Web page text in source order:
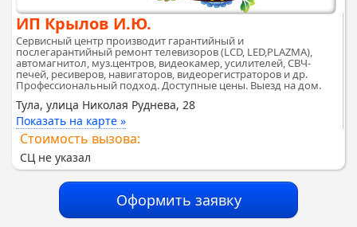
ИП Крылов И.Ю.
Сервисный центр производит гарантийный и
послегарантийный ремонт телевизоров (LCD, LED,PLAZMA),
автомагнитол, муз.центров, видеокамер, усилителей, СВЧ-
печей, ресиверов, навигаторов, видеорегистраторов и др.
Профессиональный подход. Доступные цены. Выезд на дом.
Тула, улица Николая Руднева, 28
Показать на карте »
Стоимость вызова:
СЦ не указал
Оформить заявку